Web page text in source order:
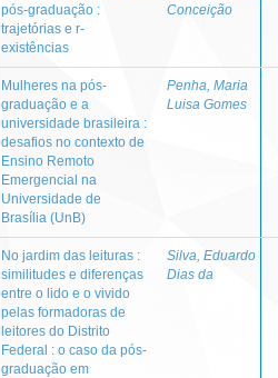
pós-graduação :
trajetórias e r-
existências
Conceição
Mulheres na pós-
graduação e a
universidade brasileira :
desafios no contexto de
Ensino Remoto
Emergencial na
Universidade de
Brasília (UnB)
Penha, Maria
Luisa Gomes
No jardim das leituras :
similitudes e diferenças
entre o lido e o vivido
pelas formadoras de
leitores do Distrito
Federal : o caso da pós-
graduação em
Silva, Eduardo
Dias da